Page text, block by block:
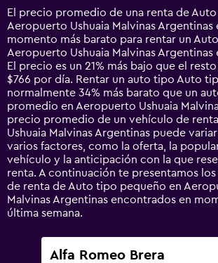
14
categories.
The
chart
has
1
Y
axis
displaying
values.
Range:
0
to
1800.
El precio promedio de una renta de
Aeropuerto Ushuaia Malvinas Argentinas
momento más barato para rentar un
Aeropuerto Ushuaia Malvinas Argentinas
El precio es un 21% más bajo que el
$766 por día. Rentar un auto tipo Auto
normalmente 34% más barato que un
promedio en Aeropuerto Ushuaia
precio promedio de un vehículo de
Ushuaia Malvinas Argentinas puede
varios factores, como la oferta, la
vehículo y la anticipación con la que
renta. A continuación te presentamos
de renta de Auto tipo pequeño en
Malvinas Argentinas encontrados en
última semana.
Alfa Romeo Brera